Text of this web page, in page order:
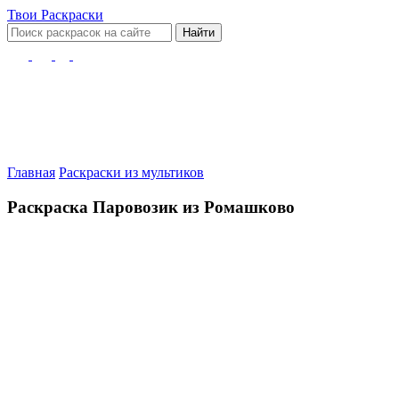
Твои Раскраски
Найти
Главная Раскраски из мультиков
Раскраска Паровозик из Ромашково